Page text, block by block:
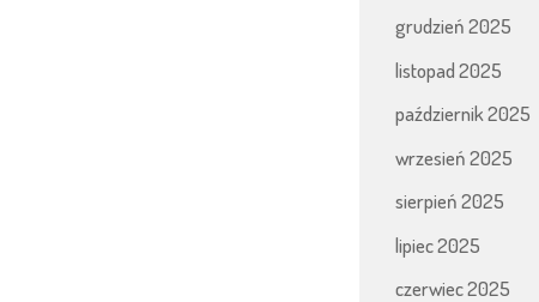
grudzień 2025
listopad 2025
październik 2025
wrzesień 2025
sierpień 2025
lipiec 2025
czerwiec 2025